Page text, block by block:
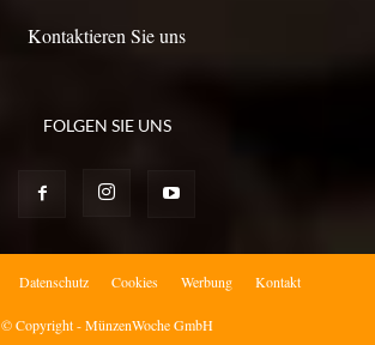
Kontaktieren Sie uns
FOLGEN SIE UNS
Datenschutz Cookies Werbung Kontakt
© Copyright - MünzenWoche GmbH